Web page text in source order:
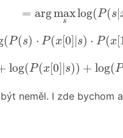
= argmax
s
log(P (s|
argmaxslog (P( s|
(P (s) ⋅ P (x[0] |s) ⋅ P(x[
log( P( )⋅P(x[0 ]| ⋅P(x[
log(P(x[0] |s)) + log(P
) +log(P(x[0 ]|s ) +log(
neměl. I zde